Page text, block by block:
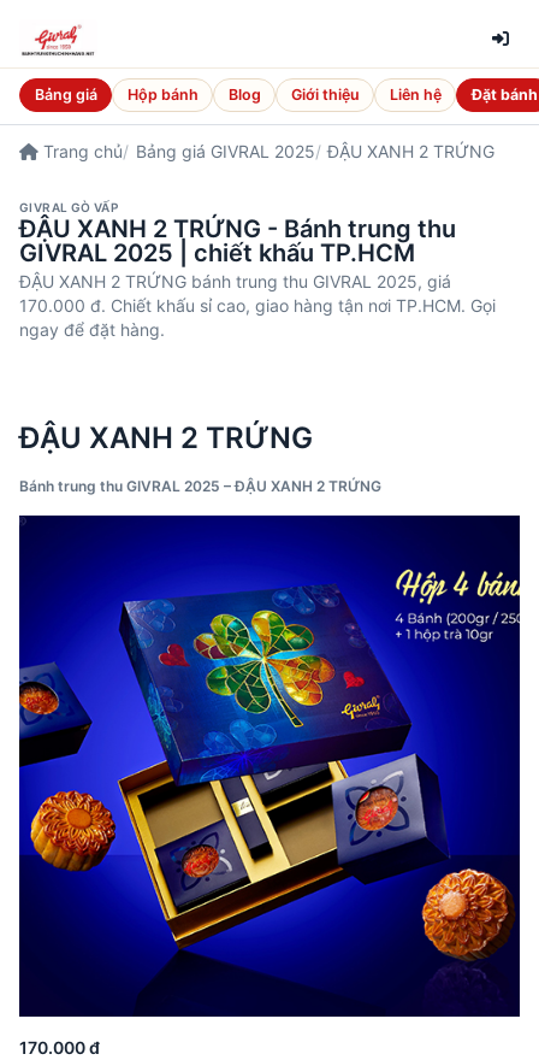
Bảng giá Hộp bánh Blog Giới thiệu Liên hệ Đặt bánh
Trang chủ Bảng giá GIVRAL 2025 ĐẬU XANH 2 TRỨNG
GIVRAL GÒ VẤP
ĐẬU XANH 2 TRỨNG - Bánh trung thu
GIVRAL 2025 | chiết khấu TP.HCM
ĐẬU XANH 2 TRỨNG bánh trung thu GIVRAL 2025, giá
170.000 đ. Chiết khấu sỉ cao, giao hàng tận nơi TP.HCM. Gọi
ngay để đặt hàng.
ĐẬU XANH 2 TRỨNG
Bánh trung thu GIVRAL 2025 – ĐẬU XANH 2 TRỨNG
170.000 đ